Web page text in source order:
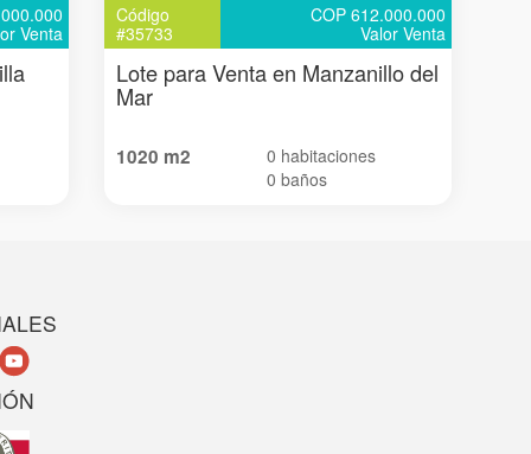
Venta
Código
#35733
COP 612.000.000
Valor Venta
Lote para Venta en Manzanillo del
Mar
1020 m2
0 habitaciones
0 baños